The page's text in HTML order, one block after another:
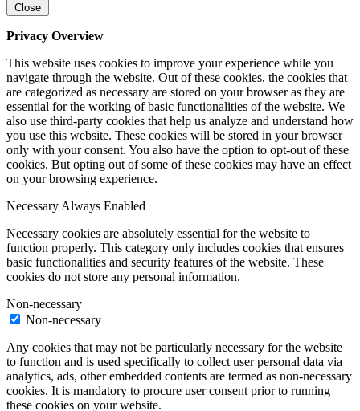
Close
Privacy Overview
This website uses cookies to improve your experience while you
navigate through the website. Out of these cookies, the cookies that
are categorized as necessary are stored on your browser as they are
essential for the working of basic functionalities of the website. We
also use third-party cookies that help us analyze and understand how
you use this website. These cookies will be stored in your browser
only with your consent. You also have the option to opt-out of these
cookies. But opting out of some of these cookies may have an effect
on your browsing experience.
Necessary Always Enabled
Necessary cookies are absolutely essential for the website to
function properly. This category only includes cookies that ensures
basic functionalities and security features of the website. These
cookies do not store any personal information.
Non-necessary
Non-necessary
Any cookies that may not be particularly necessary for the website
to function and is used specifically to collect user personal data via
analytics, ads, other embedded contents are termed as non-necessary
cookies. It is mandatory to procure user consent prior to running
these cookies on your website.